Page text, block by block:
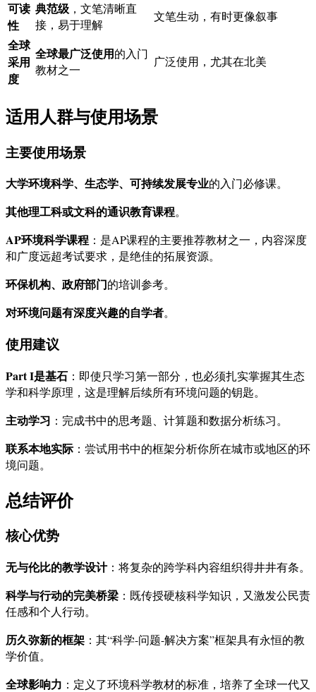
可读
性
典范级 ，文笔清晰直
接，易于理解
文笔生动，有时更像叙事
全球
采用
度
全球最广泛使用的入门
教材之一
广泛使用，尤其在北美
适用人群与使用场景
主要使用场景
大学环境科学、生态学、可持续发展专业的入门必修课。
其他理工科或文科的通识教育课程。
AP环境科学课程 ：是AP课程的主要推荐教材之一，内容深度
和广度远超考试要求，是绝佳的拓展资源。
环保机构、政府部门的培训参考。
对环境问题有深度兴趣的自学者。
使用建议
Part I是基石 ：即使只学习第一部分，也必须扎实掌握其生态
学和科学原理，这是理解后续所有环境问题的钥匙。
主动学习 ：完成书中的思考题、计算题和数据分析练习。
联系本地实际 ：尝试用书中的框架分析你所在城市或地区的环
境问题。
总结评价
核心优势
无与伦比的教学设计：将复杂的跨学科内容组织得井井有条。
科学与行动的完美桥梁 ：既传授硬核科学知识，又激发公民责
任感和个人行动。
历久弥新的框架 ：其“科学-问题-解决方案”框架具有永恒的教
学价值。
全球影响力 ：定义了环境科学教材的标准，培养了全球一代又